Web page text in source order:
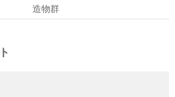
造物群